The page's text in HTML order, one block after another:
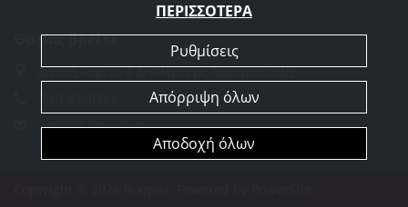
Θα μας βρείτε
Διγενή Ακρίτα 4 & Φλέμινγκ, Αργυρούπολη
info@e-roupas.gr
ΠΕΡΙΣΣΟΤΕΡΑ
Ρυθμίσεις
Απόρριψη όλων
Αποδοχή όλων